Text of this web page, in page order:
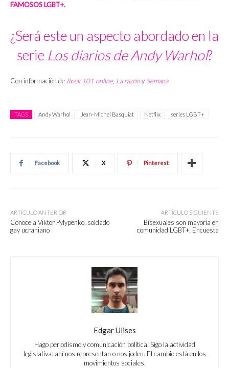
FAMOSOS LGBT+.
¿Será este un aspecto abordado en la
serie Los diarios de Andy Warhol?
Con información de Rock 101 online, La razóny Semana
TAGS Andy Warhol Jean-Michel Basquiat Netflix series LGBT+
Facebook X Pinterest
ARTÍCULO ANTERIOR
Conoce a Viktor Pylypenko, soldado
gay ucraniano
ARTÍCULO SIGUIENTE
Bisexuales son mayoría en
comunidad LGBT+: Encuesta
Edgar Ulises
Hago periodismo y comunicación política. Sigo la actividad
legislativa: ahí nos representan o nos joden. El cambio está en los
movimientos sociales.